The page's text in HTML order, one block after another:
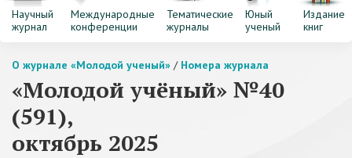
Научный
журнал
Международные
конференции
Тематические
журналы
Юный
ученый
Издание
книг
О журнале «Молодой ученый» / Номера журнала
«Молодой учёный» №40
(591),
октябрь 2025